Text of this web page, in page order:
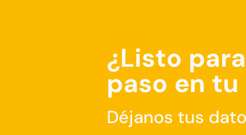
¿Listo
paso en
Déjanos tus